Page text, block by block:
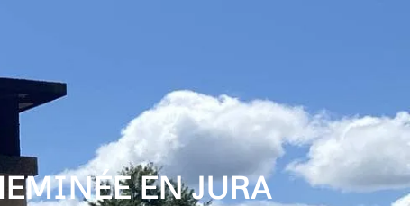
EN JURA